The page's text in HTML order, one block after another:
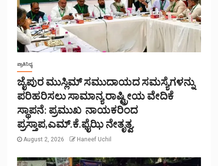
ಪ್ರಾತಿನಿಧ್ಯ
ಜೈಪುರ ಮುಸ್ಲಿಮ್ ಸಮುದಾಯದ ಸಮಸ್ಯೆಗಳನ್ನು
ಪರಿಹರಿಸಲು ಸಾಮಾನ್ಯ ರಾಷ್ಟ್ರೀಯ ವೇದಿಕೆ
ಸ್ಥಾಪನೆ: ಪ್ರಮುಖ ನಾಯಕರಿಂದ
ಪ್ರಸ್ತಾಪ,ಎಮ್.ಕೆ.ಫೈಝಿ ನೇತೃತ್ವ.
August 2, 2026 Haneef Uchil